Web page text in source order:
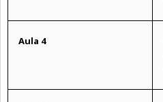
Aula 4